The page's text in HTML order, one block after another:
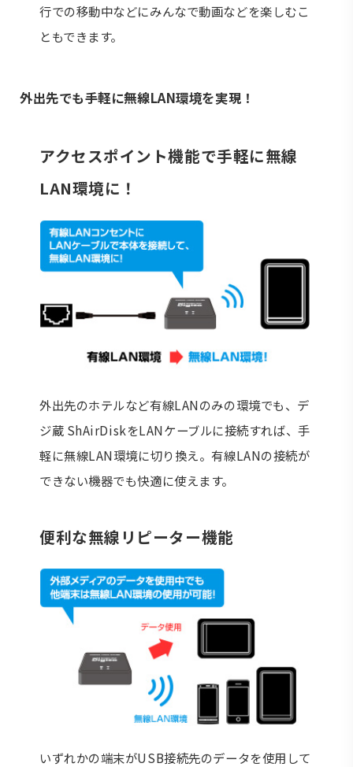
行での移動中などにみんなで動画などを楽しむこ
ともできます。
外出先でも手軽に無線LAN環境を実現！
アクセスポイント機能で手軽に無線
LAN環境に！
外出先のホテルなど有線LANのみの環境でも、デ
ジ蔵 ShAirDiskをLANケーブルに接続すれば、手
軽に無線LAN環境に切り換え。有線LANの接続が
できない機器でも快適に使えます。
便利な無線リピーター機能
いずれかの端末がUSB接続先のデータを使用して